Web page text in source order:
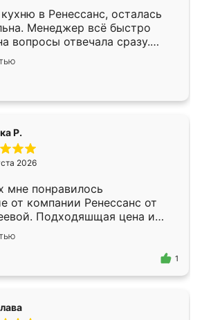
в Ренессанс, осталась
Менеджер всё быстро
вопросы отвечала сразу.
в субботу, подошёл к
ответственностью. Собрали
работали аккуратно, даже
Р.
2026
мне понравилось
от компании Ренессанс от
Подходяшщая цена и
изготовления. Приехавший
Владислав
моему эскизу самый
1